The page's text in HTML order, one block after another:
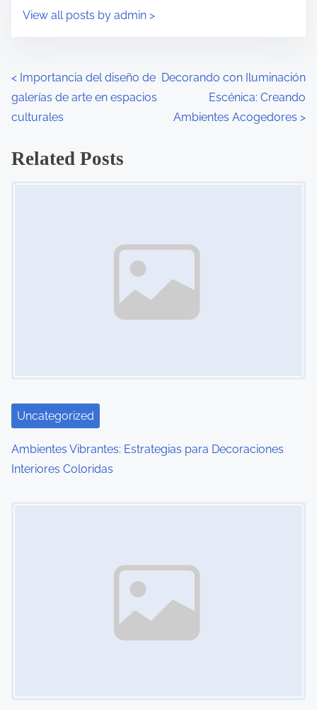
View all posts by admin >
< Importancia del diseño de
galerías de arte en espacios
culturales
Decorando con Iluminación
Escénica: Creando
Ambientes Acogedores >
Related Posts
Uncategorized
Ambientes Vibrantes: Estrategias para Decoraciones
Interiores Coloridas